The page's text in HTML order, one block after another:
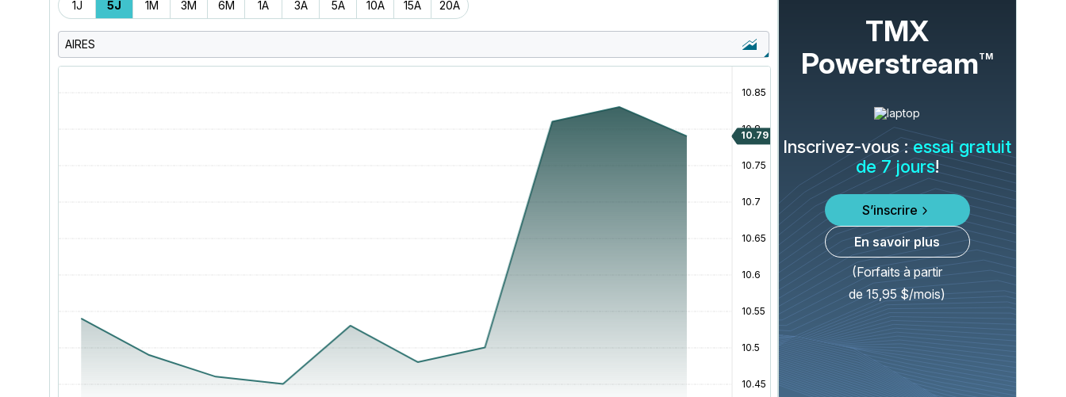
1J 5J 1M 3M 6M 1A 3A 5A 10A 15A 20A
AIRES
TMX
PowerstreamTM
Inscrivez-vous :essai gratuit
de 7 jours!
S’inscrire
En savoir plus
(Forfaits à partir
de 15,95 $/mois)